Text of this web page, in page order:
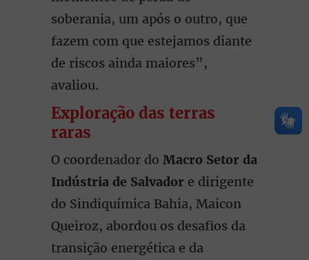
soberania, um após o outro, que
fazem com que estejamos diante
de riscos ainda maiores”,
avaliou.
Exploração das terras
raras
O coordenador do Macro Setor da
Indústria de Salvador e dirigente
do Sindiquímica Bahia, Maicon
Queiroz, abordou os desafios da
transição energética e da